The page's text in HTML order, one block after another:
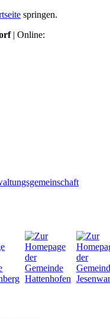
springen.
| Online: